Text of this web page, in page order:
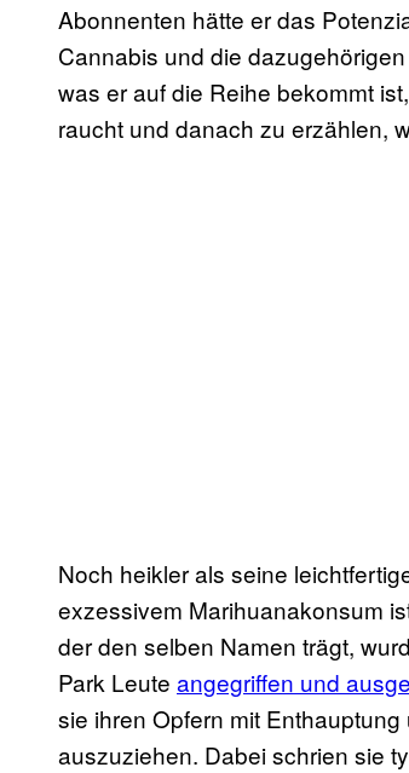
Abonnenten hätte er das
Cannabis und die
was er auf die Reihe bekommt
raucht und danach zu erzählen,
Noch heikler als seine
exzessivem Marihuanakonsum
der den selben Namen trägt,
Park Leute angegriffen und
sie ihren Opfern mit
auszuziehen. Dabei schrien sie